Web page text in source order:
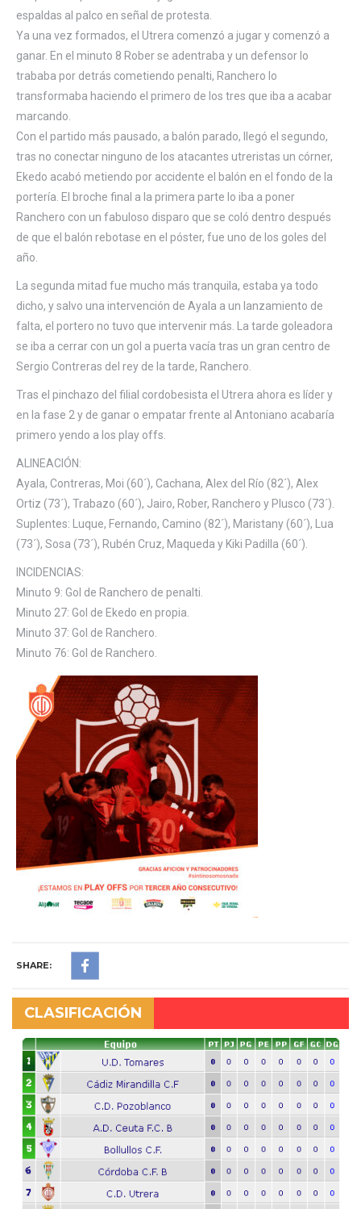
espaldas al palco en señal de protesta.
Ya una vez formados, el Utrera comenzó a jugar y comenzó a
ganar. En el minuto 8 Rober se adentraba y un defensor lo
trababa por detrás cometiendo penalti, Ranchero lo
transformaba haciendo el primero de los tres que iba a acabar
marcando.
Con el partido más pausado, a balón parado, llegó el segundo,
tras no conectar ninguno de los atacantes utreristas un córner,
Ekedo acabó metiendo por accidente el balón en el fondo de la
portería. El broche final a la primera parte lo iba a poner
Ranchero con un fabuloso disparo que se coló dentro después
de que el balón rebotase en el póster, fue uno de los goles del
año.
La segunda mitad fue mucho más tranquila, estaba ya todo
dicho, y salvo una intervención de Ayala a un lanzamiento de
falta, el portero no tuvo que intervenir más. La tarde goleadora
se iba a cerrar con un gol a puerta vacía tras un gran centro de
Sergio Contreras del rey de la tarde, Ranchero.
Tras el pinchazo del filial cordobesista el Utrera ahora es líder y
en la fase 2 y de ganar o empatar frente al Antoniano acabaría
primero yendo a los play offs.
ALINEACIÓN:
Ayala, Contreras, Moi (60´), Cachana, Alex del Río (82´), Alex
Ortiz (73´), Trabazo (60´), Jairo, Rober, Ranchero y Plusco (73´).
Suplentes: Luque, Fernando, Camino (82´), Maristany (60´), Lua
(73´), Sosa (73´), Rubén Cruz, Maqueda y Kiki Padilla (60´).
INCIDENCIAS:
Minuto 9: Gol de Ranchero de penalti.
Minuto 27: Gol de Ekedo en propia.
Minuto 37: Gol de Ranchero.
Minuto 76: Gol de Ranchero.
SHARE:
CLASIFICACIÓN